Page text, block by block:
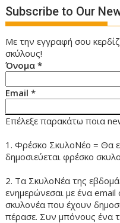
Subscribe to Our
Με την εγγραφή σου
σκύλους!
Όνομα*
Email*
Επέλεξε παρακάτω ποια
1. Φρέσκο ΣκυλοΝέο = Θα
δημοσιεύεται φρέσκο
2. Τα ΣκυλοΝέα της
ενημερώνεσαι με ένα
σκυλονέα που έχουν
πέρασε. Συν μπόνους ένα